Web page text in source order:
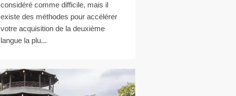
considéré comme difficile, mais il
existe des méthodes pour accélérer
votre acquisition de la deuxième
langue la plu...